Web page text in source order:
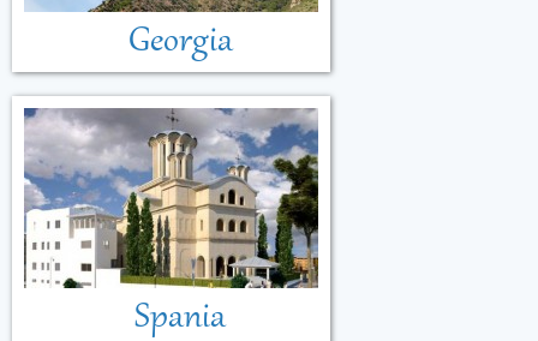
Georgia
Spania